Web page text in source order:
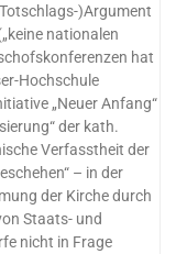
)Argument
nationalen
hat
Hochschule
„Neuer Anfang“
der kath.
Verfasstheit der
– in der
der Kirche durch
Staats- und
nicht in Frage